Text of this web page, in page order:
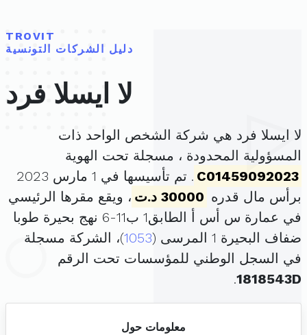
TROVIT
دليل الشركات التونسية
لا ايسلا فرد
لا ايسلا فرد هي شركة الشخص الواحد ذات
المسؤولية المحدودة ، مسجلة تحت الهوية
C01459092023
. تم تأسيسها في 1 مارس 2023
برأس مال قدره 30000 د.ت
، ويقع مقرها الرئيسي
في عمارة س أس أ الطابق1 ب11-6 نهج بحيرة طوبا
ضفاف البحيرة 1 المرسى (
1053)، الشركة مسجلة
في السجل الوطني للمؤسسات تحت الرقم
1818543D
.
معلومات حول